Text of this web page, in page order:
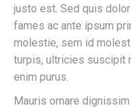
justo est. Sed quis
fames ac ante ipsum
molestie, sem id
turpis, ultricies suscipit
enim purus.
Mauris ornare